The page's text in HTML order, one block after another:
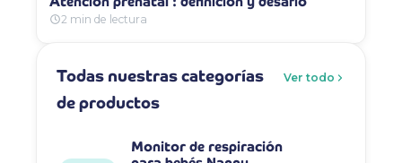
2 min de lectura
Todas nuestras categorías
de productos
Ver todo
Monitor de respiración